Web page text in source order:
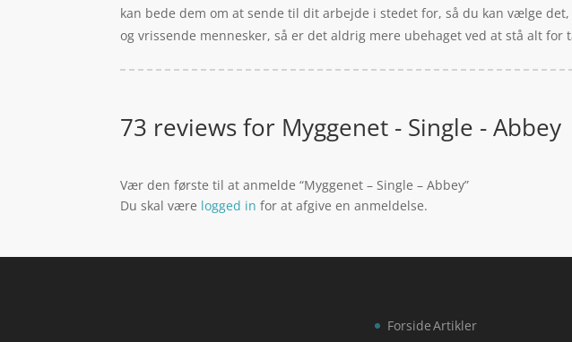
kan bede dem om at sende til dit arbejde i stedet for, så du kan vælge
og vrissende mennesker, så er det aldrig mere ubehaget ved at stå alt for
73 reviews for Myggenet - Single - Abbey
Vær den første til at anmelde “Myggenet – Single – Abbey”
Du skal være logged in for at afgive en anmeldelse.
ForsideArtikler